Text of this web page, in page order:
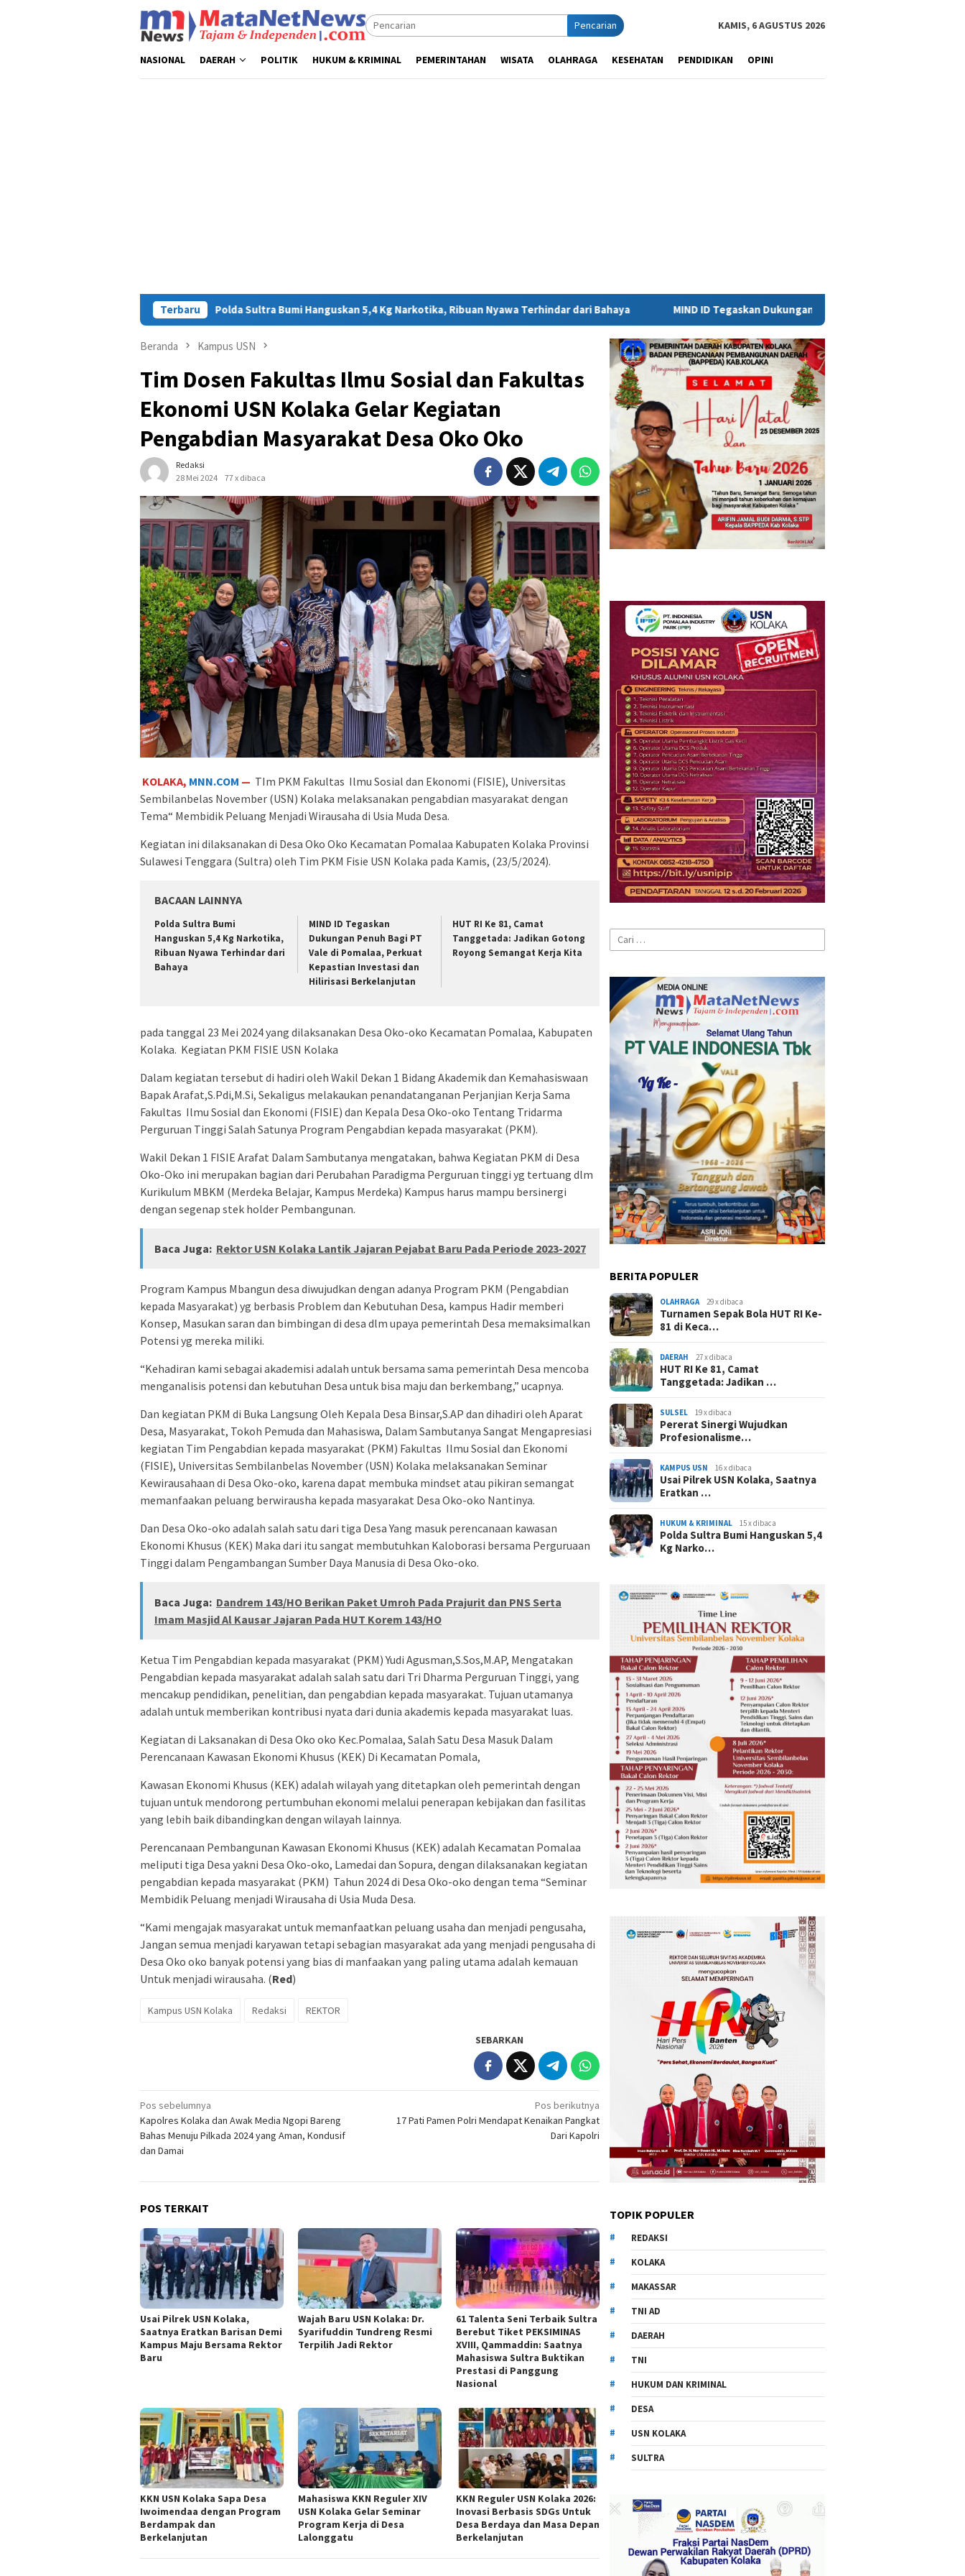
Pencarian KAMIS, 6 AGUSTUS 2026
NASIONAL DAERAH POLITIK HUKUM & KRIMINAL PEMERINTAHAN WISATA OLAHRAGA KESEHATAN PENDIDIKAN OPINI
Terbaru
Polda Sultra Bumi Hanguskan 5,4 Kg Narkotika, Ribuan Nyawa Terhindar dari Bahaya MIND ID Tegaskan Dukungan Penuh Bagi PT Vale di Pomalaa, Perkuat Kepastian
Beranda Kampus USN
Tim Dosen Fakultas Ilmu Sosial dan Fakultas
Ekonomi USN Kolaka Gelar Kegiatan
Pengabdian Masyarakat Desa Oko Oko
Redaksi
28 Mei 2024
77 x dibaca
KOLAKA, MNN.COM — TIm PKM Fakultas Ilmu Sosial dan Ekonomi (FISIE), Universitas
Sembilanbelas November (USN) Kolaka melaksanakan pengabdian masyarakat dengan
Tema“ Membidik Peluang Menjadi Wirausaha di Usia Muda Desa.
Kegiatan ini dilaksanakan di Desa Oko Oko Kecamatan Pomalaa Kabupaten Kolaka Provinsi
Sulawesi Tenggara (Sultra) oleh Tim PKM Fisie USN Kolaka pada Kamis, (23/5/2024).
BACAAN LAINNYA
Polda Sultra Bumi
Hanguskan 5,4 Kg Narkotika,
Ribuan Nyawa Terhindar dari
Bahaya
MIND ID Tegaskan
Dukungan Penuh Bagi PT
Vale di Pomalaa, Perkuat
Kepastian Investasi dan
Hilirisasi Berkelanjutan
HUT RI Ke 81, Camat
Tanggetada: Jadikan Gotong
Royong Semangat Kerja Kita
pada tanggal 23 Mei 2024 yang dilaksanakan Desa Oko-oko Kecamatan Pomalaa, Kabupaten
Kolaka. Kegiatan PKM FISIE USN Kolaka
Dalam kegiatan tersebut di hadiri oleh Wakil Dekan 1 Bidang Akademik dan Kemahasiswaan
Bapak Arafat,S.Pdi,M.Si, Sekaligus melakaukan penandatanganan Perjanjian Kerja Sama
Fakultas Ilmu Sosial dan Ekonomi (FISIE) dan Kepala Desa Oko-oko Tentang Tridarma
Perguruan Tinggi Salah Satunya Program Pengabdian kepada masyarakat (PKM).
Wakil Dekan 1 FISIE Arafat Dalam Sambutanya mengatakan, bahwa Kegiatan PKM di Desa
Oko-Oko ini merupakan bagian dari Perubahan Paradigma Perguruan tinggi yg tertuang dlm
Kurikulum MBKM (Merdeka Belajar, Kampus Merdeka) Kampus harus mampu bersinergi
dengan segenap stek holder Pembangunan.
Baca Juga: Rektor USN Kolaka Lantik Jajaran Pejabat Baru Pada Periode 2023-2027
Program Kampus Mbangun desa diwujudkan dengan adanya Program PKM (Pengabdian
kepada Masyarakat) yg berbasis Problem dan Kebutuhan Desa, kampus Hadir memberi
Konsep, Masukan saran dan bimbingan di desa dlm upaya pemerintah Desa memaksimalkan
Potensi yg mereka miliki.
“Kehadiran kami sebagai akademisi adalah untuk bersama sama pemerintah Desa mencoba
menganalisis potensi dan kebutuhan Desa untuk bisa maju dan berkembang,” ucapnya.
Dan kegiatan PKM di Buka Langsung Oleh Kepala Desa Binsar,S.AP dan dihadiri oleh Aparat
Desa, Masyarakat, Tokoh Pemuda dan Mahasiswa, Dalam Sambutanya Sangat Mengapresiasi
kegiatan Tim Pengabdian kepada masyarakat (PKM) Fakultas Ilmu Sosial dan Ekonomi
(FISIE), Universitas Sembilanbelas November (USN) Kolaka melaksanakan Seminar
Kewirausahaan di Desa Oko-oko, karena dapat membuka mindset atau pikiran semangat
memanfaakan peluang berwirausha kepada masyarakat Desa Oko-oko Nantinya.
Dan Desa Oko-oko adalah salah satu dari tiga Desa Yang masuk perencanaan kawasan
Ekonomi Khusus (KEK) Maka dari itu sangat membutuhkan Kaloborasi bersama Perguruaan
Tinggi dalam Pengambangan Sumber Daya Manusia di Desa Oko-oko.
Baca Juga: Dandrem 143/HO Berikan Paket Umroh Pada Prajurit dan PNS Serta
Imam Masjid Al Kausar Jajaran Pada HUT Korem 143/HO
Ketua Tim Pengabdian kepada masyarakat (PKM) Yudi Agusman,S.Sos,M.AP, Mengatakan
Pengabdian kepada masyarakat adalah salah satu dari Tri Dharma Perguruan Tinggi, yang
mencakup pendidikan, penelitian, dan pengabdian kepada masyarakat. Tujuan utamanya
adalah untuk memberikan kontribusi nyata dari dunia akademis kepada masyarakat luas.
Kegiatan di Laksanakan di Desa Oko oko Kec.Pomalaa, Salah Satu Desa Masuk Dalam
Perencanaan Kawasan Ekonomi Khusus (KEK) Di Kecamatan Pomala,
Kawasan Ekonomi Khusus (KEK) adalah wilayah yang ditetapkan oleh pemerintah dengan
tujuan untuk mendorong pertumbuhan ekonomi melalui penerapan kebijakan dan fasilitas
yang lebih baik dibandingkan dengan wilayah lainnya.
Perencanaan Pembangunan Kawasan Ekonomi Khusus (KEK) adalah Kecamatan Pomalaa
meliputi tiga Desa yakni Desa Oko-oko, Lamedai dan Sopura, dengan dilaksanakan kegiatan
pengabdian kepada masyarakat (PKM) Tahun 2024 di Desa Oko-oko dengan tema “Seminar
Membidik Peluang menjadi Wirausaha di Usia Muda Desa.
“Kami mengajak masyarakat untuk memanfaatkan peluang usaha dan menjadi pengusaha,
Jangan semua menjadi karyawan tetapi sebagian masyarakat ada yang menjadi pengusaha di
Desa Oko oko banyak potensi yang bias di manfaakan yang paling utama adalah kemauan
Untuk menjadi wirausaha. (Red)
Kampus USN Kolaka Redaksi REKTOR
SEBARKAN
Navigasi
pos
Pos sebelumnya
Kapolres Kolaka dan Awak Media Ngopi Bareng
Bahas Menuju Pilkada 2024 yang Aman, Kondusif
dan Damai
Pos berikutnya
17 Pati Pamen Polri Mendapat Kenaikan Pangkat
Dari Kapolri
POS TERKAIT
Usai Pilrek USN Kolaka,
Saatnya Eratkan Barisan Demi
Kampus Maju Bersama Rektor
Baru
Wajah Baru USN Kolaka: Dr.
Syarifuddin Tundreng Resmi
Terpilih Jadi Rektor
61 Talenta Seni Terbaik Sultra
Berebut Tiket PEKSIMINAS
XVIII, Qammaddin: Saatnya
Mahasiswa Sultra Buktikan
Prestasi di Panggung
Nasional
KKN USN Kolaka Sapa Desa
Iwoimendaa dengan Program
Berdampak dan
Berkelanjutan
Mahasiswa KKN Reguler XIV
USN Kolaka Gelar Seminar
Program Kerja di Desa
Lalonggatu
KKN Reguler USN Kolaka 2026:
Inovasi Berbasis SDGs Untuk
Desa Berdaya dan Masa Depan
Berkelanjutan
Cari
untuk:
BERITA POPULER
OLAHRAGA 29 x dibaca
Turnamen Sepak Bola HUT RI Ke-
81 di Keca…
DAERAH 27 x dibaca
HUT RI Ke 81, Camat
Tanggetada: Jadikan …
SULSEL 19 x dibaca
Pererat Sinergi Wujudkan
Profesionalisme…
KAMPUS USN 16 x dibaca
Usai Pilrek USN Kolaka, Saatnya
Eratkan …
HUKUM & KRIMINAL 15 x dibaca
Polda Sultra Bumi Hanguskan 5,4
Kg Narko…
TOPIK POPULER
REDAKSI
KOLAKA
MAKASSAR
TNI AD
DAERAH
TNI
HUKUM DAN KRIMINAL
DESA
USN KOLAKA
SULTRA